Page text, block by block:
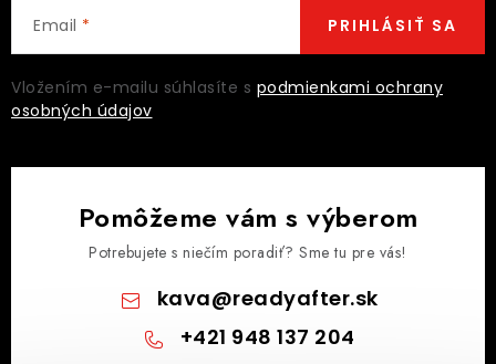
Email
Vložením e-mailu súhlasíte s podmienkami ochrany
osobných údajov
PRIHLÁSIŤ SA
Pomôžeme vám s výberom
Potrebujete s niečím poradiť? Sme tu pre vás!
kava@readyafter.sk
+421 948 137 204